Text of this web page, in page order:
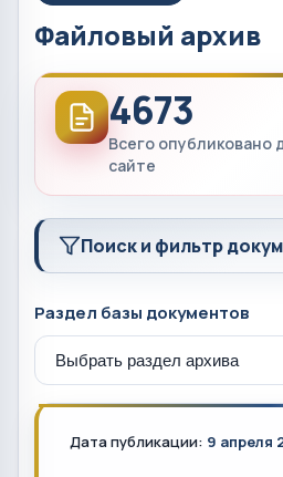
Файловый архив
4673
Всего опубликовано
сайте
Поиск и фильтр
Раздел базы документов
Дата публикации: 9 апреля